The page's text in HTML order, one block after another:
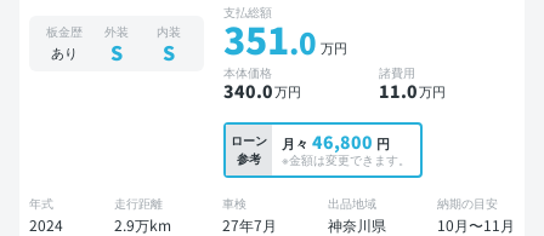
板金歴
あり
外装
S
内装
S
支払総額
351.0 万円
本体価格
340.0万円
諸費用
11.0万円
ローン
参考
月々 46,800 円
※金額は変更できます。
年式
2024
走行距離
2.9万km
車検
27年7月
出品地域
神奈川県
納期の目安
10月〜11月